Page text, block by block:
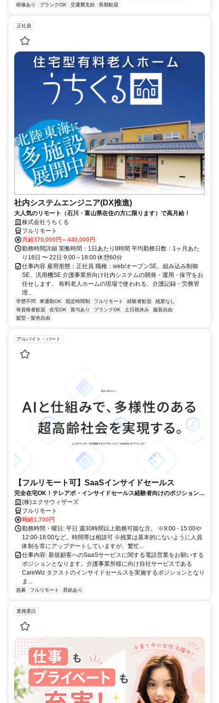
研修あり ブランクOK 交通費支給 長期歓迎
正社員
社内システムエンジニア(DX推進)
大人気のリモート（石川・富山県在住の方に限ります）で高月給！
株式会社うちくる
フルリモート
月給370,000円～440,000円
勤務時間詳細 実働時間：1日あたり8時間 平均勤務日数：1ヶ月あた
り18日 〜 22日 9:00～18:00 休憩60分
仕事内容 雇用形態：正社員 職種：web/オープンSE、組み込み制御
SE、汎用機SE 介護事業所向け社内システムの開発・運用・保守をお
任せします。 有料老人ホームの現場で使われる、介護記録・労務管
理...
学歴不問 車通勤OK 固定時間制 フルリモート 経験者歓迎
残業なし
有資格者歓迎
在宅OK 賞与あり ブランクOK 土日祝休み
服装自由
髪型・髪色自由
アルバイト・パート
【フルリモート可】SaaSインサイドセールス
完全在宅OK！テレアポ・インサイドセールス経験者向けのポジションで
す！(株)エクサウィザーズ
フルリモート
時給1,700円
勤務時間・曜日: 平日 週30時間以上勤務可能な方。 ※9:00 - 15:00や
12:00-18:00など。時間帯は相談可 ※残業は基本的にないように人員
体制を常にアップデートしていますが、繁忙...
仕事内容: 新規顧客へのSaaSサービスに関する電話営業をお願いする
ポジションとなります。介護事業所様に向け自社サービスである
CareWiz タクストのインサイドセールスを実施するポジションとなり
ま...
急募 フルリモート 昇給あり
業務委託